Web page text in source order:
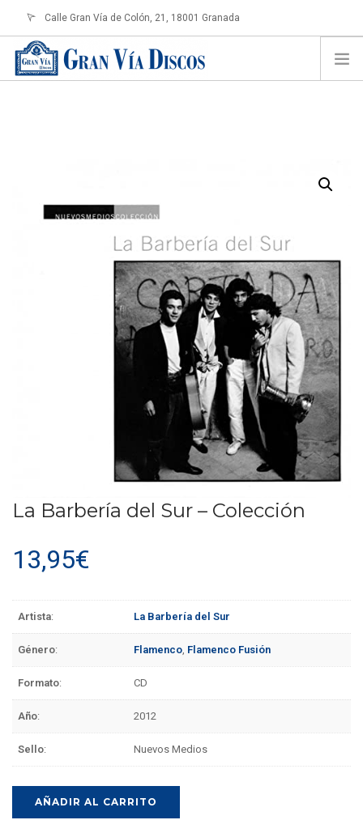
Calle Gran Vía de Colón, 21, 18001 Granada
info@granviadiscos.com
SHOPPING CART
La Barbería del Sur – Colección
13,95€
Artista: La Barbería del Sur
Género: Flamenco, Flamenco Fusión
Formato: CD
Año: 2012
Sello: Nuevos Medios
AÑADIR AL CARRITO